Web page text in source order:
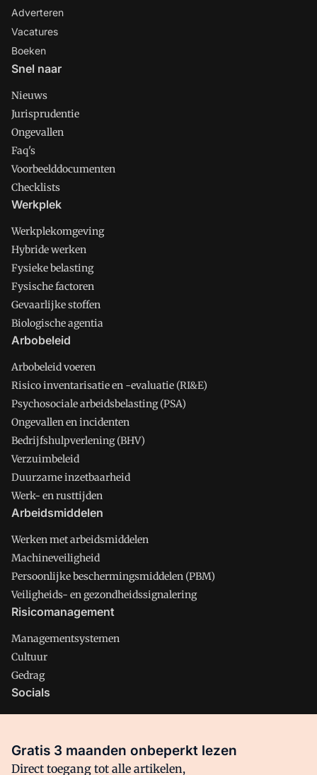
Adverteren
Vacatures
Boeken
Snel naar
Nieuws
Jurisprudentie
Ongevallen
Faq's
Voorbeelddocumenten
Checklists
Werkplek
Werkplekomgeving
Hybride werken
Fysieke belasting
Fysische factoren
Gevaarlijke stoffen
Biologische agentia
Arbobeleid
Arbobeleid voeren
Risico inventarisatie en -evaluatie (RI&E)
Psychosociale arbeidsbelasting (PSA)
Ongevallen en incidenten
Bedrijfshulpverlening (BHV)
Verzuimbeleid
Duurzame inzetbaarheid
Werk- en rusttijden
Arbeidsmiddelen
Werken met arbeidsmiddelen
Machineveiligheid
Persoonlijke beschermingsmiddelen (PBM)
Veiligheids- en gezondheidssignalering
Risicomanagement
Managementsystemen
Cultuur
Gedrag
Socials
Facebook
Gratis 3 maanden onbeperkt lezen
Direct toegang tot alle artikelen,